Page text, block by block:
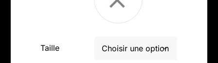
Taille 